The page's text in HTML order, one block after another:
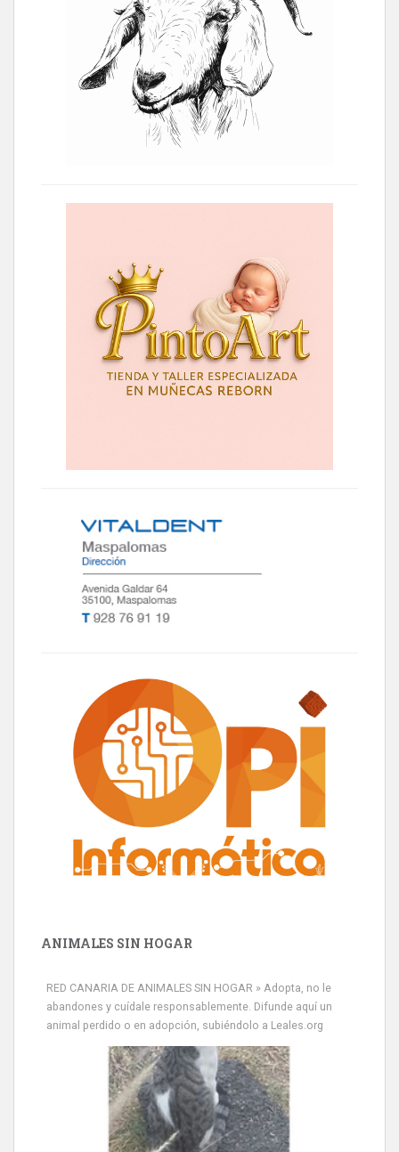
ANIMALES SIN HOGAR
RED CANARIA DE ANIMALES SIN HOGAR » Adopta, no le
abandones y cuídale responsablemente. Difunde aquí un
animal perdido o en adopción, subiéndolo a Leales.org